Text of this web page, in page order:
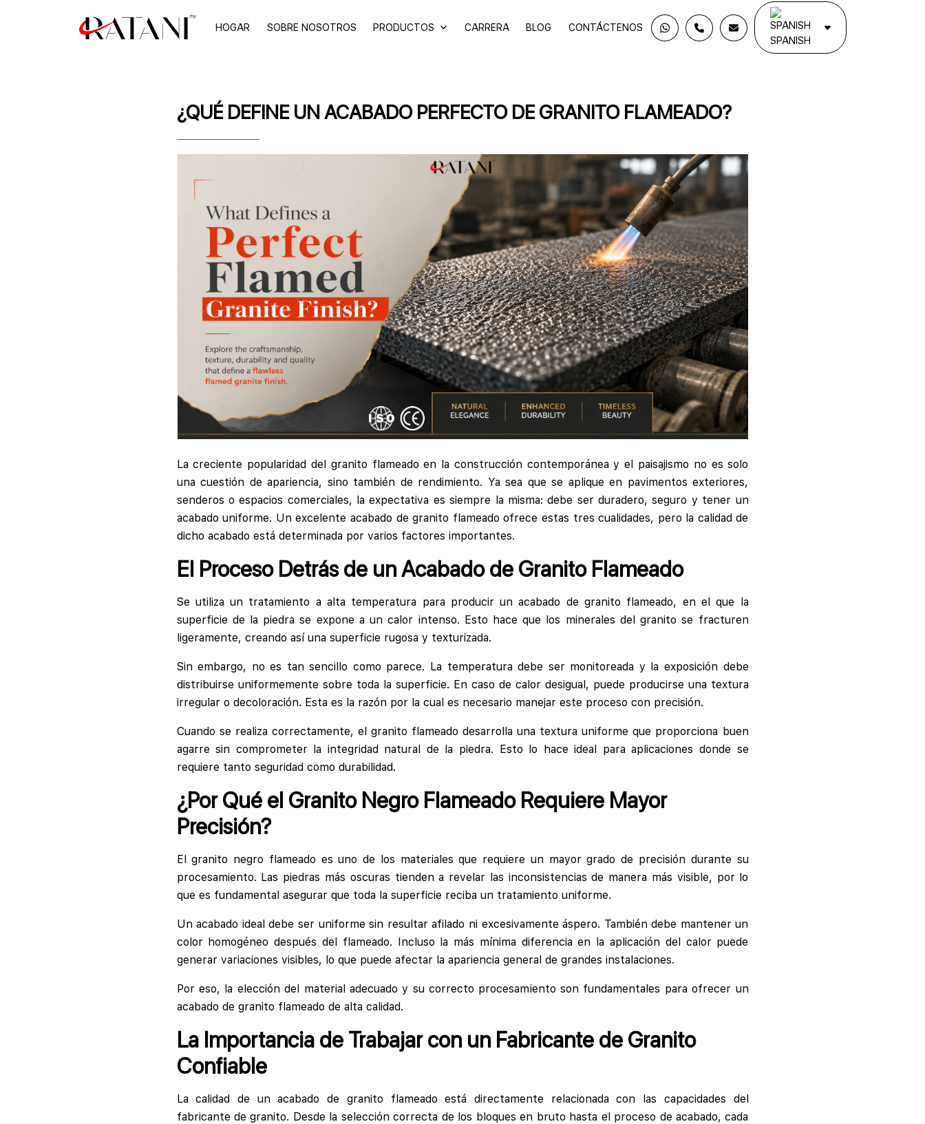
HOGAR SOBRE NOSOTROS PRODUCTOS CARRERA BLOG
CONTÁCTENOS
SPANISH
¿QUÉ DEFINE UN ACABADO PERFECTO DE GRANITO FLAMEADO?
La creciente popularidad del granito flameado en la construcción contemporánea y el paisajismo no es solo
una cuestión de apariencia, sino también de rendimiento. Ya sea que se aplique en pavimentos exteriores,
senderos o espacios comerciales, la expectativa es siempre la misma: debe ser duradero, seguro y tener un
acabado uniforme. Un excelente acabado de granito flameado ofrece estas tres cualidades, pero la calidad de
dicho acabado está determinada por varios factores importantes.
El Proceso Detrás de un Acabado de Granito Flameado
Se utiliza un tratamiento a alta temperatura para producir un acabado de granito flameado, en el que la
superficie de la piedra se expone a un calor intenso. Esto hace que los minerales del granito se fracturen
ligeramente, creando así una superficie rugosa y texturizada.
Sin embargo, no es tan sencillo como parece. La temperatura debe ser monitoreada y la exposición debe
distribuirse uniformemente sobre toda la superficie. En caso de calor desigual, puede producirse una textura
irregular o decoloración. Esta es la razón por la cual es necesario manejar este proceso con precisión.
Cuando se realiza correctamente, el granito flameado desarrolla una textura uniforme que proporciona buen
agarre sin comprometer la integridad natural de la piedra. Esto lo hace ideal para aplicaciones donde se
requiere tanto seguridad como durabilidad.
¿Por Qué el Granito Negro Flameado Requiere Mayor
Precisión?
El granito negro flameado es uno de los materiales que requiere un mayor grado de precisión durante su
procesamiento. Las piedras más oscuras tienden a revelar las inconsistencias de manera más visible, por lo
que es fundamental asegurar que toda la superficie reciba un tratamiento uniforme.
Un acabado ideal debe ser uniforme sin resultar afilado ni excesivamente áspero. También debe mantener un
color homogéneo después del flameado. Incluso la más mínima diferencia en la aplicación del calor puede
generar variaciones visibles, lo que puede afectar la apariencia general de grandes instalaciones.
Por eso, la elección del material adecuado y su correcto procesamiento son fundamentales para ofrecer un
acabado de granito flameado de alta calidad.
La Importancia de Trabajar con un Fabricante de Granito
Confiable
La calidad de un acabado de granito flameado está directamente relacionada con las capacidades del
fabricante de granito. Desde la selección correcta de los bloques en bruto hasta el proceso de acabado, cada